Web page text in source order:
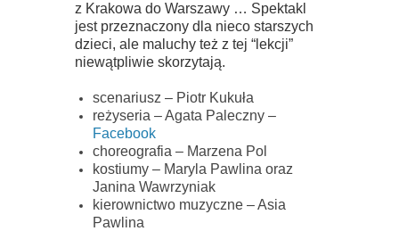
z Krakowa do Warszawy … Spektakl
jest przeznaczony dla nieco starszych
dzieci, ale maluchy też z tej “lekcji”
niewątpliwie skorzytają.
scenariusz – Piotr Kukuła
reżyseria – Agata Paleczny –
Facebook
choreografia – Marzena Pol
kostiumy – Maryla Pawlina oraz
Janina Wawrzyniak
kierownictwo muzyczne – Asia
Pawlina